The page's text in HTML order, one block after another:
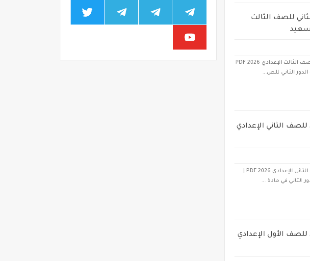
الثاني للصف الثالث
📘 تحميل 3 امتحانات جبر وهندسة الدور الثاني للصف الثالث الإعدادي 2026 PDF
الثاني للص...
للصف الثاني الإعدادي
الثاني في مادة ...
للصف الأول الإعدادي